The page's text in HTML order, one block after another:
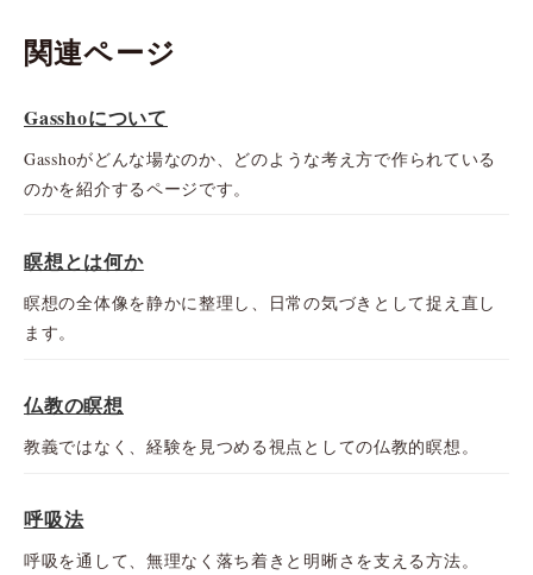
関連ページ
Gasshoについて
Gasshoがどんな場なのか、どのような考え方で作られている
のかを紹介するページです。
瞑想とは何か
瞑想の全体像を静かに整理し、日常の気づきとして捉え直し
ます。
仏教の瞑想
教義ではなく、経験を見つめる視点としての仏教的瞑想。
呼吸法
呼吸を通して、無理なく落ち着きと明晰さを支える方法。